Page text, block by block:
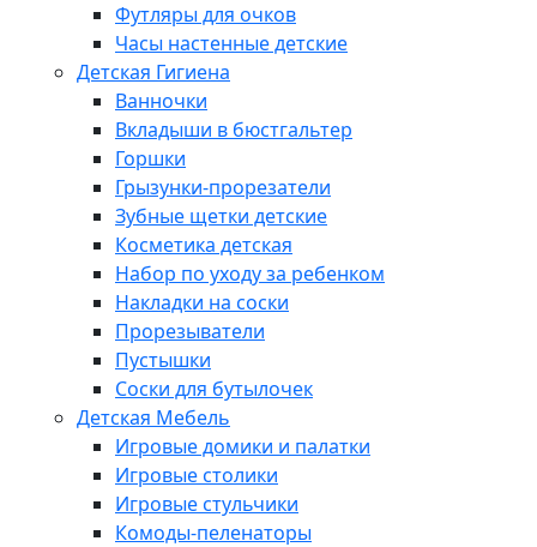
Футляры для очков
Часы настенные детские
Детская Гигиена
Ванночки
Вкладыши в бюстгальтер
Горшки
Грызунки-прорезатели
Зубные щетки детские
Косметика детская
Набор по уходу за ребенком
Накладки на соски
Прорезыватели
Пустышки
Соски для бутылочек
Детская Мебель
Игровые домики и палатки
Игровые столики
Игровые стульчики
Комоды-пеленаторы